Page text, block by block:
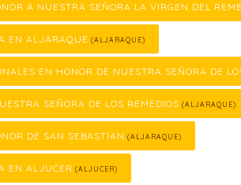
A NUESTRA SEÑORA LA VIRGEN DEL
EN ALJARAQUE (ALJARAQUE)
EN HONOR DE NUESTRA SEÑORA DE
SEÑORA DE LOS REMEDIOS (ALJARAQUE)
DE SAN SEBASTIAN (ALJARAQUE)
EN ALJUCER (ALJUCER)